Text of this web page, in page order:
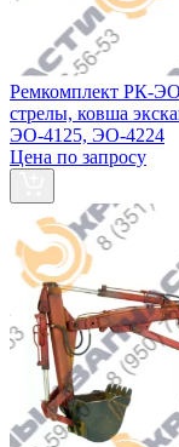
Ремкомплект РК-
стрелы, ковша
ЭО-4125, ЭО-4224
Цена по запросу